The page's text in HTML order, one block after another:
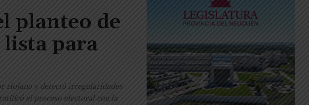
planteo de
para
riojano y detectó irregularidades
el proceso electoral con la